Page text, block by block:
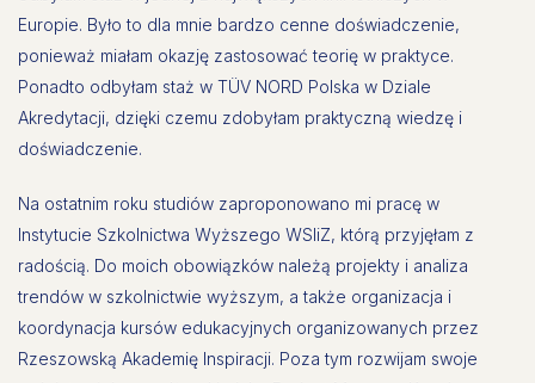
Europie. Było to dla mnie bardzo cenne doświadczenie,
ponieważ miałam okazję zastosować teorię w praktyce.
Ponadto odbyłam staż w TÜV NORD Polska w Dziale
Akredytacji, dzięki czemu zdobyłam praktyczną wiedzę i
doświadczenie.
Na ostatnim roku studiów zaproponowano mi pracę w
Instytucie Szkolnictwa Wyższego WSIiZ, którą przyjęłam z
radością. Do moich obowiązków należą projekty i analiza
trendów w szkolnictwie wyższym, a także organizacja i
koordynacja kursów edukacyjnych organizowanych przez
Rzeszowską Akademię Inspiracji. Poza tym rozwijam swoje